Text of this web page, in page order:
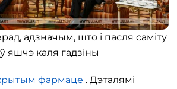
адзначым, што і пасля саміту
яшчэ каля гадзіны
фармаце . Дэталямі